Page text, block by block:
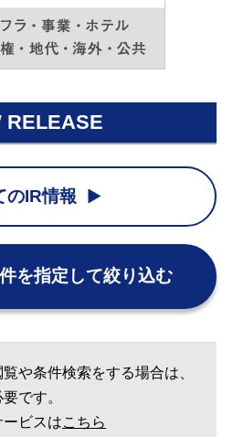
RELEASE
のIR情報
を指定して絞り込む
や条件検索をする場合は、
です。
ビスはこちら